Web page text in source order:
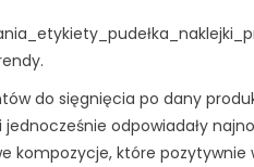
do sięgnięcia po dany
odpowiadały
kompozycje, które pozytywnie